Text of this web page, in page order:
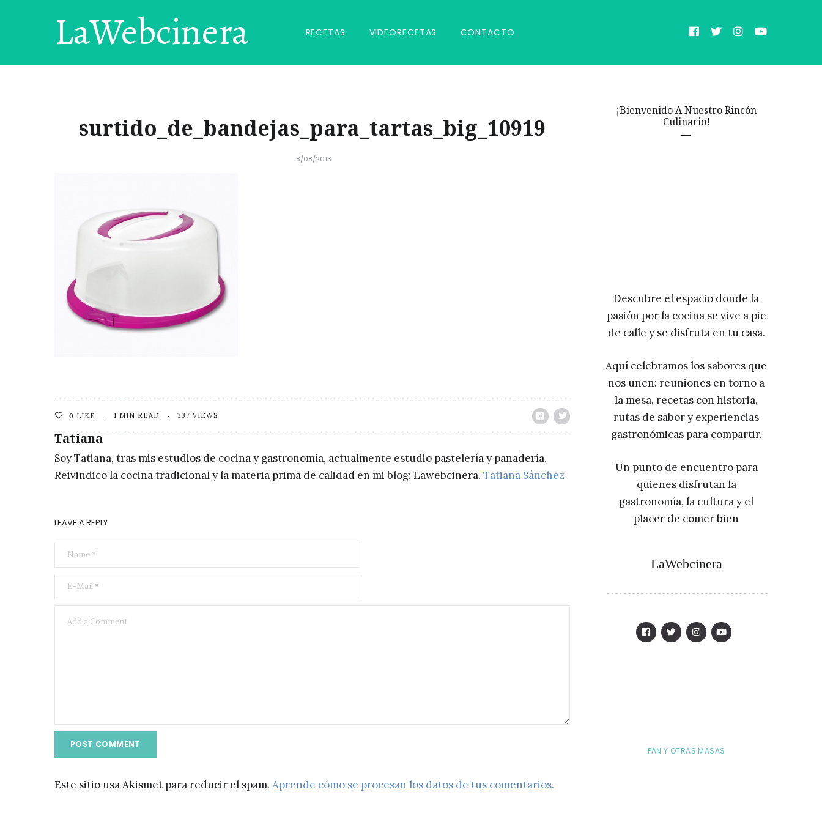
LaWebcinera RECETAS VIDEORECETAS CONTACTO
surtido_de_bandejas_para_tartas_big_10919
18/08/2013
0 LIKE 1 MIN READ 337 VIEWS
Tatiana
Soy Tatiana, tras mis estudios de cocina y gastronomía, actualmente estudio pastelería y panadería.
Reivindico la cocina tradicional y la materia prima de calidad en mi blog: Lawebcinera. Tatiana Sánchez
LEAVE A REPLY
Este sitio usa Akismet para reducir el spam. Aprende cómo se procesan los datos de tus comentarios.
¡Bienvenido A Nuestro Rincón
Culinario!
Descubre el espacio donde la
pasión por la cocina se vive a pie
de calle y se disfruta en tu casa.
Aquí celebramos los sabores que
nos unen: reuniones en torno a
la mesa, recetas con historia,
rutas de sabor y experiencias
gastronómicas para compartir.
Un punto de encuentro para
quienes disfrutan la
gastronomía, la cultura y el
placer de comer bien
LaWebcinera
PAN Y OTRAS MASAS